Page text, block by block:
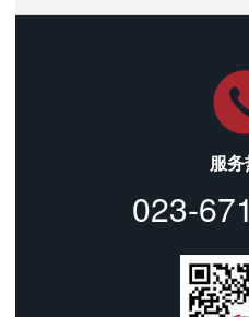
服
023-